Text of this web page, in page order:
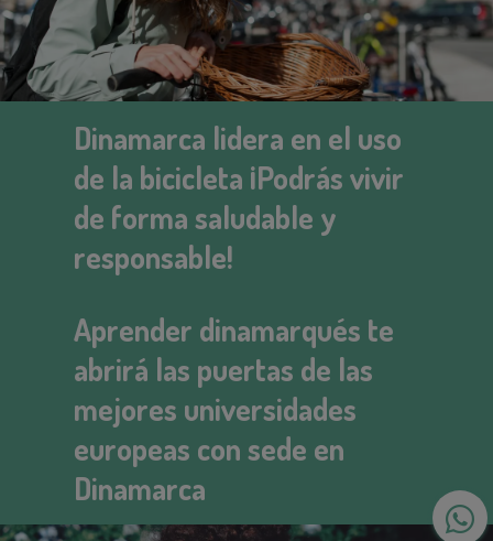
Dinamarca lidera en el uso
de la bicicleta ¡Podrás vivir
de forma saludable y
responsable!
Aprender dinamarqués te
abrirá las puertas de las
mejores universidades
europeas con sede en
Dinamarca